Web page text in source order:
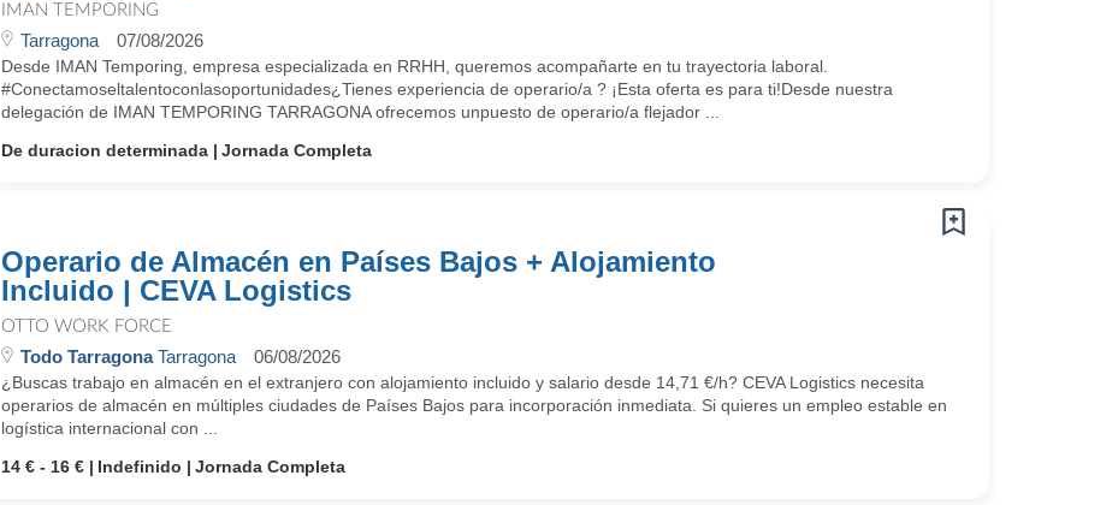
IMAN TEMPORING
Tarragona 07/08/2026
Desde IMAN Temporing, empresa especializada en RRHH, queremos acompañarte en tu trayectoria laboral.
#Conectamoseltalentoconlasoportunidades¿Tienes experiencia de operario/a ? ¡Esta oferta es para ti!Desde nuestra
delegación de IMAN TEMPORING TARRAGONA ofrecemos unpuesto de operario/a flejador ...
De duracion determinada
Jornada Completa
Operario de Almacén en Países Bajos + Alojamiento
Incluido | CEVA Logistics
OTTO WORK FORCE
Todo TarragonaTarragona 06/08/2026
¿Buscas trabajo en almacén en el extranjero con alojamiento incluido y salario desde 14,71 €/h? CEVA Logistics necesita
operarios de almacén en múltiples ciudades de Países Bajos para incorporación inmediata. Si quieres un empleo estable en
logística internacional con ...
14 € - 16 €
Indefinido Jornada Completa